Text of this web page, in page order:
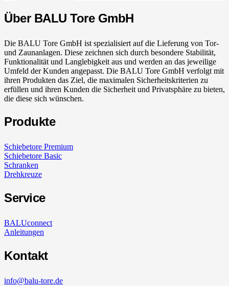
Über BALU Tore GmbH
Die BALU Tore GmbH ist spezialisiert auf die Lieferung von Tor-
und Zaunanlagen. Diese zeichnen sich durch besondere Stabilität,
Funktionalität und Langlebigkeit aus und werden an das jeweilige
Umfeld der Kunden angepasst. Die BALU Tore GmbH verfolgt mit
ihren Produkten das Ziel, die maximalen Sicherheitskriterien zu
erfüllen und ihren Kunden die Sicherheit und Privatsphäre zu bieten,
die diese sich wünschen.
Produkte
Schiebetore Premium
Schiebetore Basic
Schranken
Drehkreuze
Service
BALUconnect
Anleitungen
Kontakt
info@balu-tore.de